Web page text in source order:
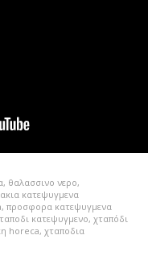
, θαλασσινο νερο,
κατεψυγμενα
, προσφορα κατεψυγμενα
κατεψυγμενο, χταπόδι
horeca, χταποδια